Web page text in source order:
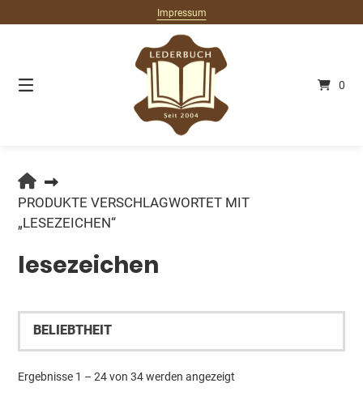
zum
Impressum
0
LEDERBUCH.DE
PRODUKTE VERSCHLAGWORTET MIT
„LESEZEICHEN“
lesezeichen
Ergebnisse 1 – 24 von 34 werden angezeigt